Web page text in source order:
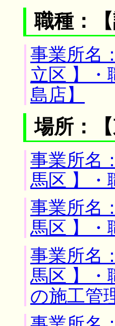
職種：
事業所名
立区 】・
島店】
場所：
事業所名
馬区 】
事業所名
馬区 】
事業所名
馬区 】・
の施工管